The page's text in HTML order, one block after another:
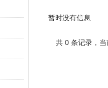
暂时没有信息
共 0 条记录，